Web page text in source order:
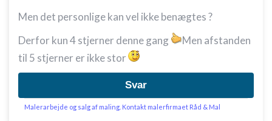
Men det personlige kan vel ikke benægtes ?
Derfor kun 4 stjerner denne gang
Men afstanden
til 5 stjerner er ikke stor
Svar
Malerarbejde og salg af maling. Kontakt malerfirmaet Råd & Mal